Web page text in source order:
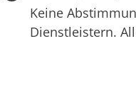
Keine
Dienstleistern.